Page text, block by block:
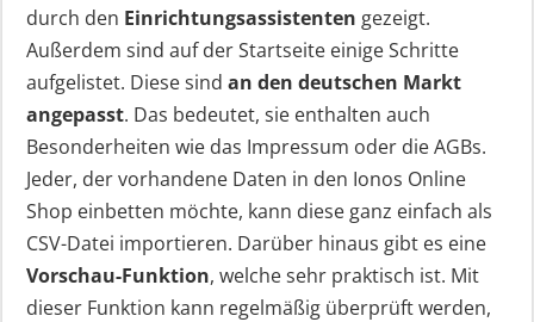
durch den Einrichtungsassistenten gezeigt.
Außerdem sind auf der Startseite einige Schritte
aufgelistet. Diese sindan den deutschen Markt
angepasst. Das bedeutet, sie enthalten auch
Besonderheiten wie das Impressum oder die AGBs.
Jeder, der vorhandene Daten in den Ionos Online
Shop einbetten möchte, kann diese ganz einfach als
CSV-Datei importieren. Darüber hinaus gibt es eine
Vorschau-Funktion, welche sehr praktisch ist. Mit
dieser Funktion kann regelmäßig überprüft werden,